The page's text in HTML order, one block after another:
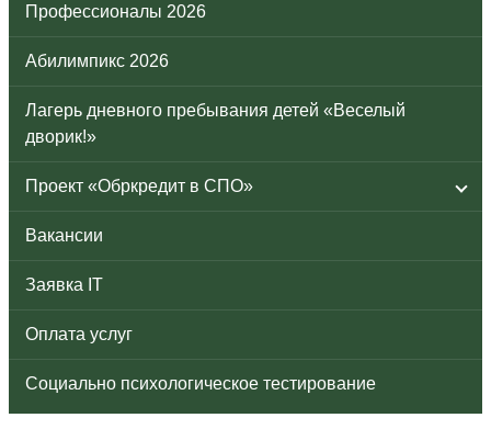
Профессионалы 2026
Абилимпикс 2026
Лагерь дневного пребывания детей «Веселый
дворик!»
Проект «Обркредит в СПО»
Вакансии
Заявка IT
Оплата услуг
Социально психологическое тестирование